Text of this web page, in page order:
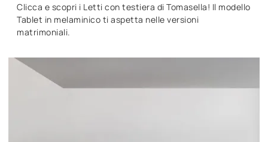
Clicca e scopri i Letti con testiera di Tomasella! Il modello
Tablet in melaminico ti aspetta nelle versioni
matrimoniali.